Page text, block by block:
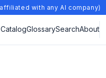
with any AI company)
GlossarySearchAbout